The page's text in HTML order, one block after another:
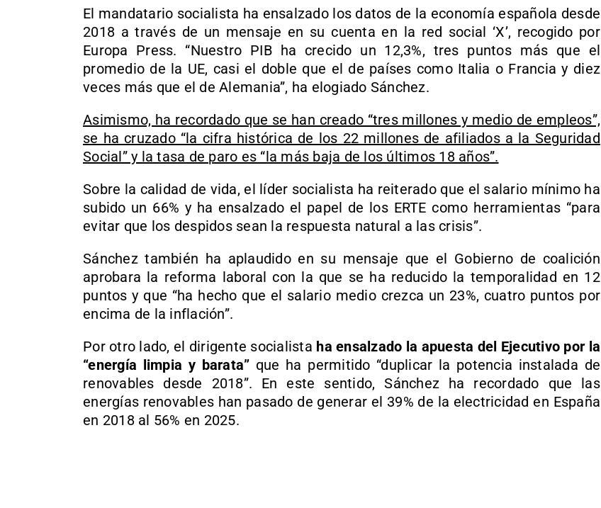
El mandatario socialista ha ensalzado los datos de la economía española desde
2018 a través de un mensaje en su cuenta en la red social ‘X’, recogido por
Europa Press. “Nuestro PIB ha crecido un 12,3%, tres puntos más que el
promedio de la UE, casi el doble que el de países como Italia o Francia y diez
veces más que el de Alemania”, ha elogiado Sánchez.
Asimismo, ha recordado que se han creado “tres millones y medio de empleos”,
se ha cruzado “la cifra histórica de los 22 millones de afiliados a la Seguridad
Social” y la tasa de paro es “la más baja de los últimos 18 años”.
Sobre la calidad de vida, el líder socialista ha reiterado que el salario mínimo ha
subido un 66% y ha ensalzado el papel de los ERTE como herramientas “para
evitar que los despidos sean la respuesta natural a las crisis”.
Sánchez también ha aplaudido en su mensaje que el Gobierno de coalición
aprobara la reforma laboral con la que se ha reducido la temporalidad en 12
puntos y que “ha hecho que el salario medio crezca un 23%, cuatro puntos por
encima de la inflación”.
Por otro lado, el dirigente socialista ha ensalzado la apuesta del Ejecutivo por la
“energía limpia y barata” que ha permitido “duplicar la potencia instalada de
renovables desde 2018”. En este sentido, Sánchez ha recordado que las
energías renovables han pasado de generar el 39% de la electricidad en España
en 2018 al 56% en 2025.